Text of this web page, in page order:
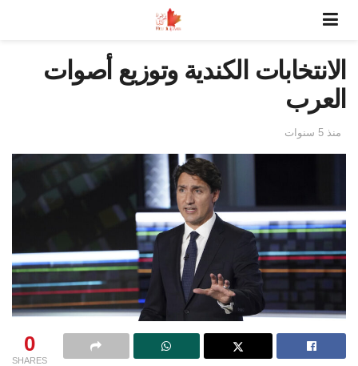
الانتخابات الكندية وتوزيع أصوات
العرب
منذ 5 سنوات
0
SHARES